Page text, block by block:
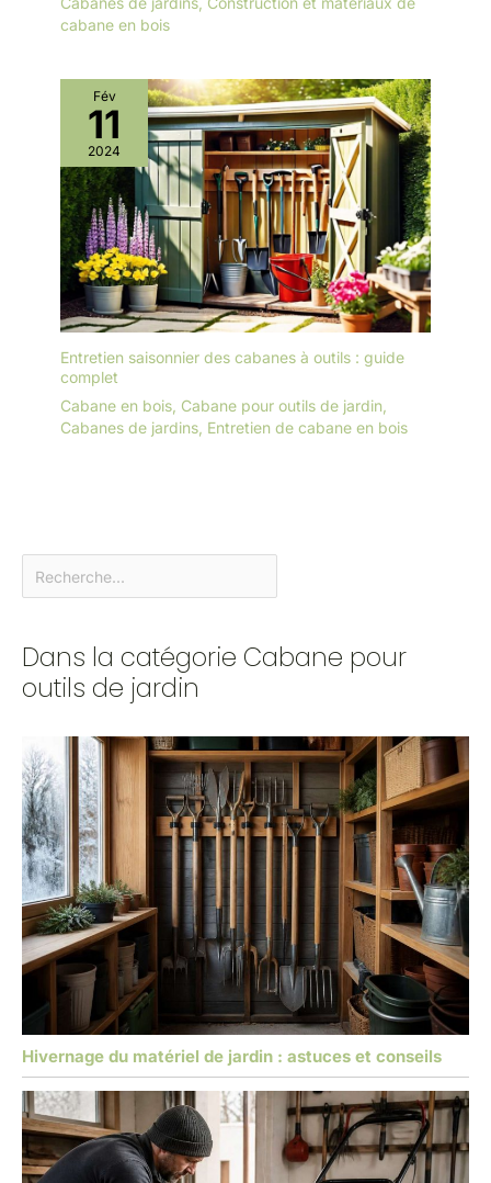
cabane en bois
Fév
11
2024
Entretien saisonnier des cabanes à outils : guide
complet
Cabane en bois Cabane pour outils de jardin
Cabanes de jardins Entretien de cabane en bois
Dans la catégorie Cabane pour
outils de jardin
Hivernage du matériel de jardin : astuces et conseils